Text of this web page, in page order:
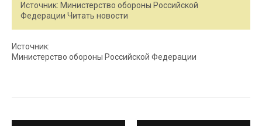
Источник: Министерство обороны Российской
Федерации Читать новости
Источник:
Министерство обороны Российской Федерации